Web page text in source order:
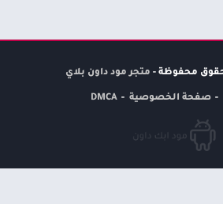
متجر مود داون بلاي
صفحة الخصوصية DMCA